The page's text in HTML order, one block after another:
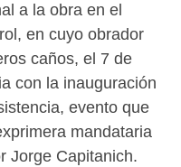
a la obra en el
en cuyo obrador
caños, el 7 de
con la inauguración
evento que
mandataria
Jorge Capitanich.